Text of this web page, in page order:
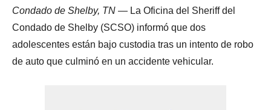
Condado de Shelby, TN — La Oficina del Sheriff del
Condado de Shelby (SCSO) informó que dos
adolescentes están bajo custodia tras un intento de robo
de auto que culminó en un accidente vehicular.